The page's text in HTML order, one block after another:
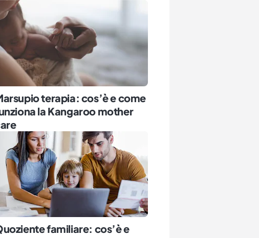
terapia: cos’è e come
la Kangaroo mother
familiare: cos’è e